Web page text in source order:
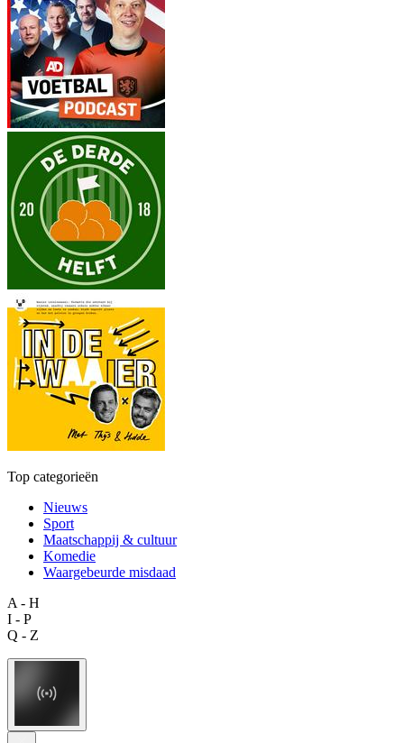
Top categorieën
Nieuws
Sport
Maatschappij & cultuur
Komedie
Waargebeurde misdaad
A - H
I - P
Q - Z